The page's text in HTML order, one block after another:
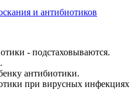
и антибиотиков
- подстаховываются.
антибиотики.
при вирусных инфекциях